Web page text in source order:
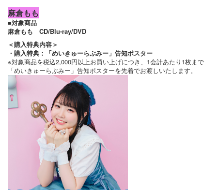
麻倉もも
■対象商品
麻倉もも CD/Blu-ray/DVD
＜購入特典内容＞
・購入特典：「めいきゅーらぶみー」告知ポスター
※対象商品を税込2,000円以上お買い上げにつき、1会計あたり1枚まで
「めいきゅーらぶみー」告知ポスターを先着でお渡しいたします。